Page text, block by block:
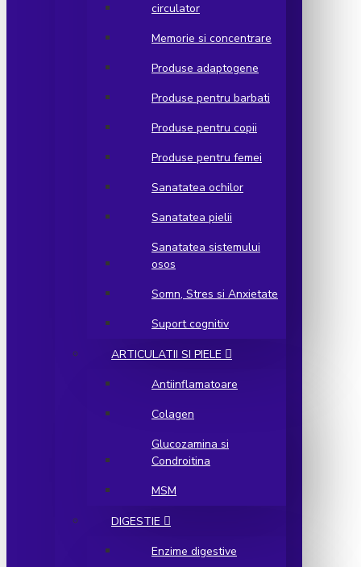
circulator
Memorie si concentrare
Produse adaptogene
Produse pentru barbati
Produse pentru copii
Produse pentru femei
Sanatatea ochilor
Sanatatea pielii
Sanatatea sistemului
osos
Somn, Stres si Anxietate
Suport cognitiv
ARTICULATII SI PIELE
Antiinflamatoare
Colagen
Glucozamina si
Condroitina
MSM
DIGESTIE
Enzime digestive